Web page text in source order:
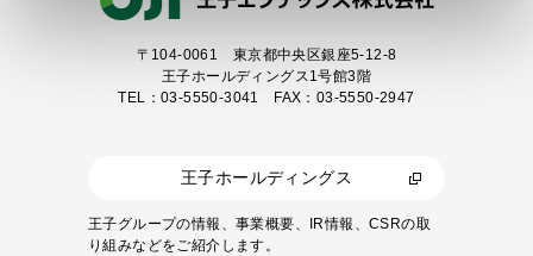
〒104-0061 東京都中央区銀座5-12-8
王子ホールディングス1号館3階
TEL：03-5550-3041 FAX：03-5550-2947
王子ホールディングス
王子グループの情報、事業概要、IR情報、CSRの取
り組みなどをご紹介します。